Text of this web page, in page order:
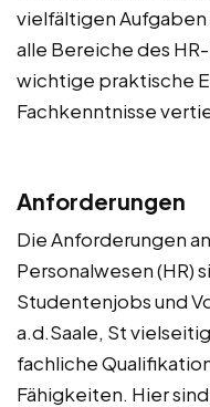
vielfältigen
alle Bereiche des
wichtige praktische
Fachkenntnisse
Anforderungen
Die Anforderungen
Personalwesen (HR)
Studentenjobs und
a.d.Saale, St
fachliche
Fähigkeiten. Hier